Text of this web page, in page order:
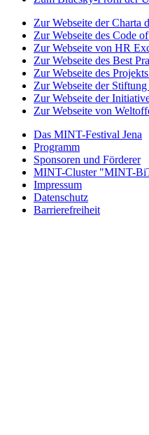
Zur Webseite der Charta
Zur Webseite des Code
Zur Webseite von HR
Zur Webseite des Best
Zur Webseite des
Zur Webseite der
Zur Webseite der
Zur Webseite von
Das MINT-Festival Jena
Programm
Sponsoren und Förderer
MINT-Cluster "MINT-
Impressum
Datenschutz
Barrierefreiheit